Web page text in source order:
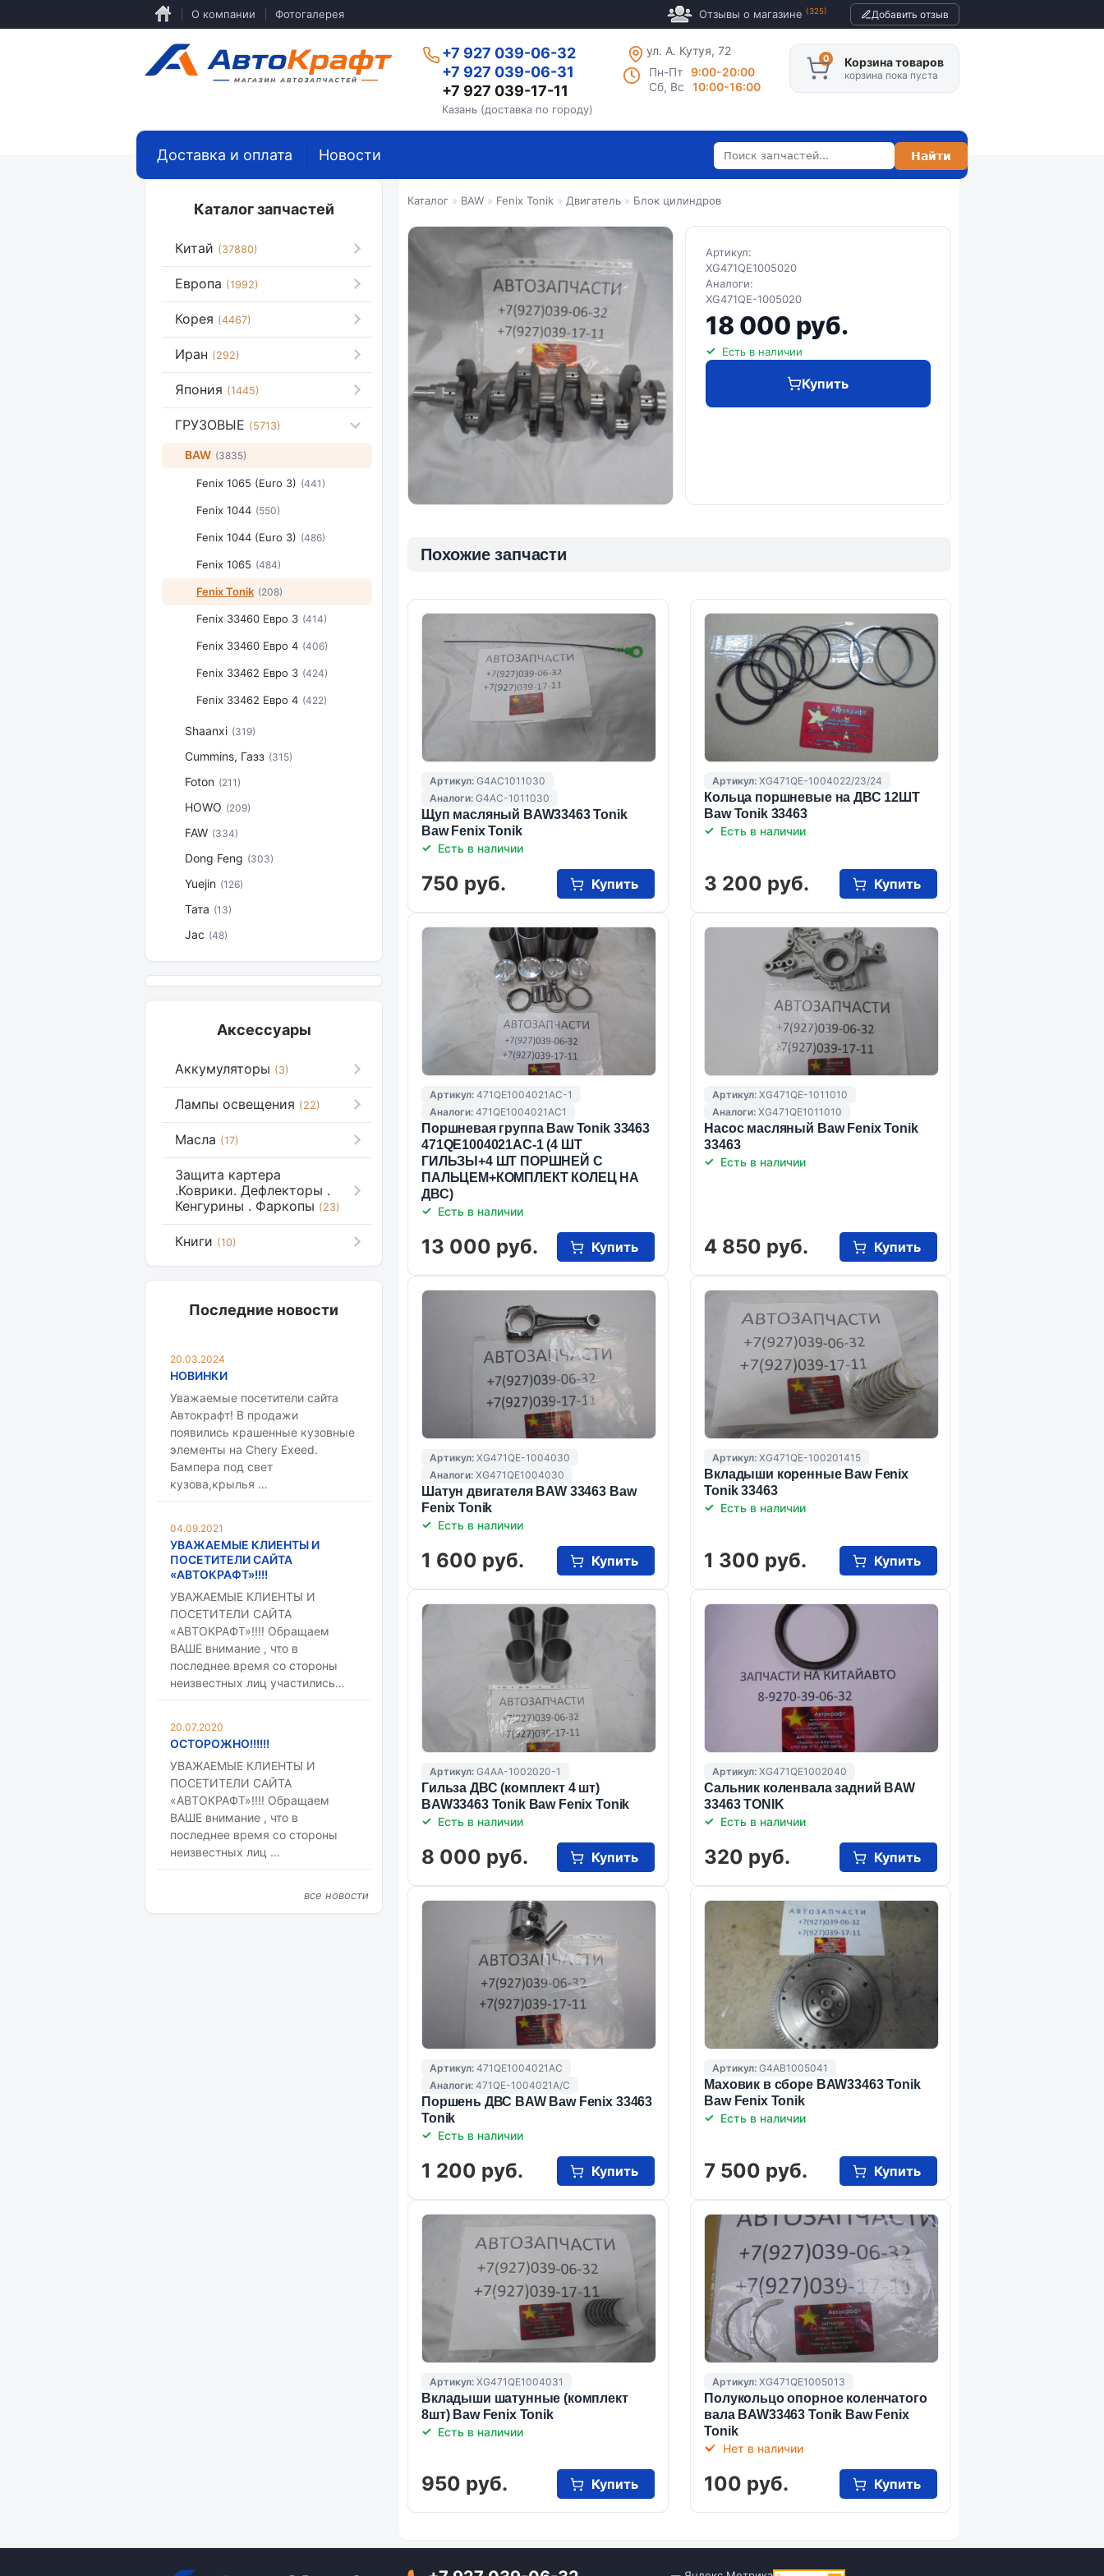
основному
О компании Фотогалерея Отзывы о магазине (325) Добавить отзыв
+7 927 039-06-32
+7 927 039-06-31
+7 927 039-17-11
Казань (доставка по городу)
ул. А. Кутуя, 72
Пн-Пт
9:00-20:00
Сб, Вс
10:00-16:00
Корзина товаров
корзина пока пуста
Каталог » BAW » Fenix Tonik » Двигатель » Блок цилиндров
Артикул:
XG471QE1005020
Аналоги:
XG471QE-1005020
18 000 руб.
Есть в наличии
Купить
Похожие запчасти
Артикул: G4AC1011030
Аналоги: G4AC-1011030
Щуп масляный BAW33463 Tonik
Baw Fenix Tonik
Есть в наличии
750 руб. Купить
Артикул:XG471QE-1004022/23/24
Кольца поршневые на ДВС 12ШТ
Baw Tonik 33463
Есть в наличии
3 200 руб. Купить
Артикул: 471QE1004021AC-1
Аналоги: 471QE1004021AC1
Поршневая группа Baw Tonik 33463
471QE1004021AC-1 (4 ШТ
ГИЛЬЗЫ+4 ШТ ПОРШНЕЙ С
ПАЛЬЦЕМ+КОМПЛЕКТ КОЛЕЦ НА
ДВС)
Есть в наличии
13 000 руб. Купить
Артикул:XG471QE-1011010
Аналоги:XG471QE1011010
Насос масляный Baw Fenix Tonik
33463
Есть в наличии
4 850 руб. Купить
Артикул: XG471QE-1004030
Аналоги: XG471QE1004030
Шатун двигателя BAW 33463 Baw
Fenix Tonik
Есть в наличии
1 600 руб. Купить
Артикул:XG471QE-100201415
Вкладыши коренные Baw Fenix
Tonik 33463
Есть в наличии
1 300 руб. Купить
Артикул: G4AA-1002020-1
Гильза ДВС (комплект 4 шт)
BAW33463 Tonik Baw Fenix Tonik
Есть в наличии
8 000 руб. Купить
Артикул:XG471QE1002040
Сальник коленвала задний BAW
33463 TONIK
Есть в наличии
320 руб. Купить
Артикул: 471QE1004021AC
Аналоги: 471QE-1004021A/C
Поршень ДВС BAW Baw Fenix 33463
Tonik
Есть в наличии
1 200 руб. Купить
Артикул:G4AB1005041
Маховик в сборе BAW33463 Tonik
Baw Fenix Tonik
Есть в наличии
7 500 руб. Купить
Артикул: XG471QE1004031
Вкладыши шатунные (комплект
8шт) Baw Fenix Tonik
Есть в наличии
950 руб. Купить
Артикул:XG471QE1005013
Полукольцо опорное коленчатого
вала BAW33463 Tonik Baw Fenix
Tonik
Нет в наличии
100 руб. Купить
Доставка и оплата Новости
Каталог запчастей
Китай (37880)
Европа (1992)
Корея (4467)
Иран (292)
Япония (1445)
ГРУЗОВЫЕ (5713)
BAW (3835)
Fenix 1065 (Euro 3) (441)
Fenix 1044 (550)
Fenix 1044 (Euro 3) (486)
Fenix 1065 (484)
Fenix Tonik (208)
Fenix 33460 Евро 3 (414)
Fenix 33460 Евро 4 (406)
Fenix 33462 Евро 3 (424)
Fenix 33462 Евро 4 (422)
Shaanxi (319)
Cummins, Газз (315)
Foton (211)
HOWO (209)
FAW (334)
Dong Feng (303)
Yuejin (126)
Тата (13)
Jac (48)
Аксессуары
Аккумуляторы (3)
Лампы освещения (22)
Масла (17)
Защита картера
.Коврики. Дефлекторы .
Кенгурины . Фаркопы (23)
Книги (10)
Последние новости
20.03.2024
НОВИНКИ
Уважаемые посетители сайта
Автокрафт! В продажи
появились крашенные кузовные
элементы на Chery Exeed.
Бампера под свет
кузова,крылья …
04.09.2021
УВАЖАЕМЫЕ КЛИЕНТЫ И
ПОСЕТИТЕЛИ САЙТА
«АВТОКРАФТ»!!!!
УВАЖАЕМЫЕ КЛИЕНТЫ И
ПОСЕТИТЕЛИ САЙТА
«АВТОКРАФТ»!!!! Обращаем
ВАШЕ внимание , что в
последнее время со стороны
неизвестных лиц участились…
20.07.2020
ОСТОРОЖНО!!!!!!
УВАЖАЕМЫЕ КЛИЕНТЫ И
ПОСЕТИТЕЛИ САЙТА
«АВТОКРАФТ»!!!! Обращаем
ВАШЕ внимание , что в
последнее время со стороны
неизвестных лиц …
все новости